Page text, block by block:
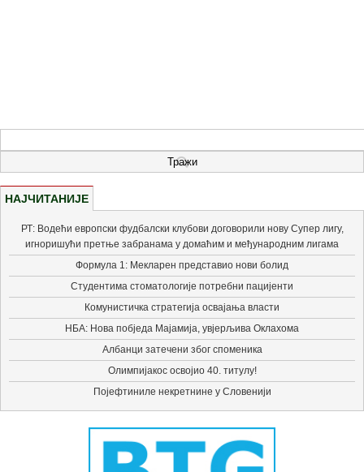
НАЈЧИТАНИЈЕ
РТ: Водећи европски фудбалски клубови договорили нову Супер лигу,
игноришући претње забранама у домаћим и међународним лигама
Формула 1: Мекларен представио нови болид
Студентима стоматологије потребни пацијенти
Комунистичка стратегија освајања власти
НБА: Нова побједа Мајамија, увјерљива Оклахома
Албанци затечени због споменика
Олимпијакос освојио 40. титулу!
Појефтиниле некретнине у Словенији